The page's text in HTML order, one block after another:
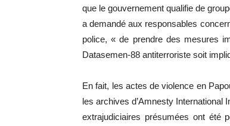
que le gouvernement qualifie de
a demandé aux responsables
police, « de prendre des mesures
Datasemen-88 antiterroriste soit
En fait, les actes de violence en
les archives d’Amnesty International
extrajudiciaires présumées ont été